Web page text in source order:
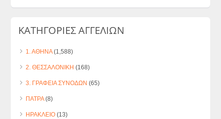
ΚΑΤΗΓΟΡΙΕΣ ΑΓΓΕΛΙΩΝ
1. ΑΘΗΝΑ(1,588)
2. ΘΕΣΣΑΛΟΝΙΚΗ (168)
3. ΓΡΑΦΕΙΑ ΣΥΝΟΔΩΝ (65)
ΠΑΤΡΑ(8)
ΗΡΑΚΛΕΙΟ (13)